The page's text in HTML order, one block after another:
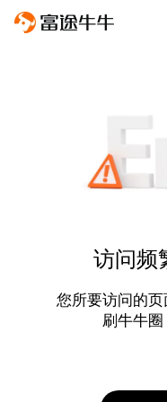
访问频
您所要访问的
刷牛牛